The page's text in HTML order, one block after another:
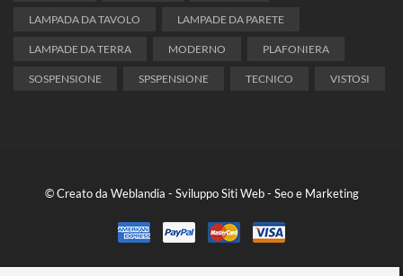
LAMPADA DA TAVOLO LAMPADE DA PARETE
LAMPADE DA TERRA MODERNO PLAFONIERA
SOSPENSIONE SPSPENSIONE TECNICO VISTOSI
© Creato da Weblandia - Sviluppo Siti Web - Seo e Marketing